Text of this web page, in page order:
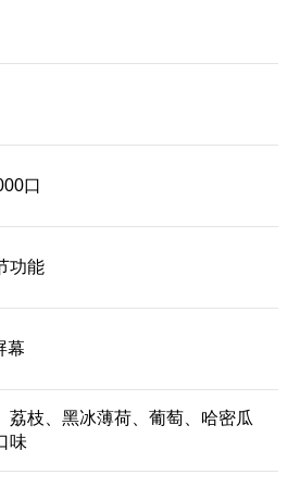
口
功能
幕
荔枝、黑冰薄荷、葡萄、哈密瓜
味